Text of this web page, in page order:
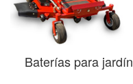
Baterías para jardín